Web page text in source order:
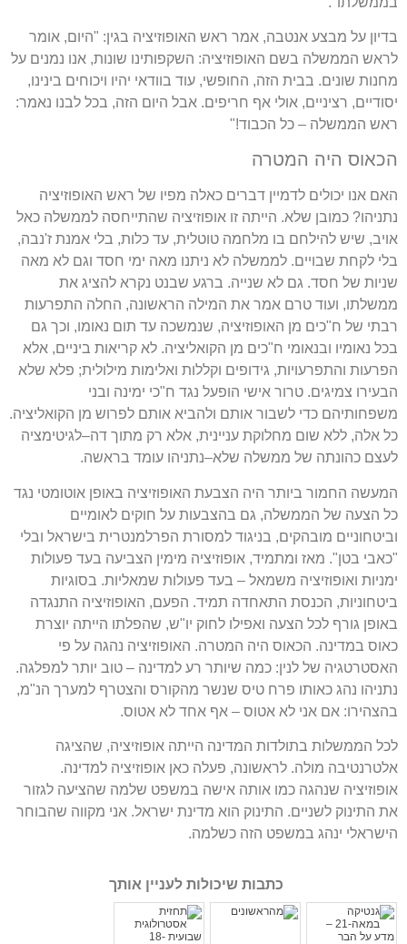
בדיון על מבצע אנטבה, אמר ראש האופוזיציה בגין: "היום, אומר
לראש הממשלה בשם האופוזיציה: השקפותינו שונות, אנו נמנים על
מחנות שונים. בבית הזה, החופשי, עוד בוודאי יהיו ויכוחים בינינו,
יסודיים, רציניים, אולי אף חריפים. אבל היום הזה, בכל לבנו נאמר:
ראש הממשלה – כל הכבוד!"
הכאוס היה המטרה
האם אנו יכולים לדמיין דברים כאלה מפיו של ראש האופוזיציה
נתניהו? כמובן שלא. הייתה זו אופוזיציה שהתייחסה לממשלה כאל
אויב, שיש להילחם בו מלחמה טוטלית, עד כלות, בלי אמנת ז'נבה,
בלי לקחת שבויים. לממשלה לא ניתנו מאה ימי חסד וגם לא מאה
שניות של חסד. גם לא שנייה. ברגע שבנט נקרא להציג את
ממשלתו, ועוד טרם אמר את המילה הראשונה, החלה התפרעות
רבתי של ח"כים מן האופוזיציה, שנמשכה עד תום נאומו, וכך גם
בכל נאומיו ובנאומי ח"כים מן הקואליציה. לא קריאות ביניים, אלא
הפרעות והתפרעויות, גידופים וקללות ואלימות מילולית; פלא שלא
הבעירו צמיגים. טרור אישי הופעל נגד ח"כי ימינה ובני
משפחותיהם כדי לשבור אותם ולהביא אותם לפרוש מן הקואליציה.
כל אלה, ללא שום מחלוקת עניינית, אלא רק מתוך דה–לגיטימציה
לעצם כהונתה של ממשלה שלא–נתניהו עומד בראשה.
המעשה החמור ביותר היה הצבעת האופוזיציה באופן אוטומטי נגד
כל הצעה של הממשלה, גם בהצבעות על חוקים לאומיים
וביטחוניים מובהקים, בניגוד למסורת הפרלמנטרית בישראל ובלי
"כאבי בטן". מאז ומתמיד, אופוזיציה מימין הצביעה בעד פעולות
ימניות ואופוזיציה משמאל – בעד פעולות שמאליות. בסוגיות
ביטחוניות, הכנסת התאחדה תמיד. הפעם, האופוזיציה התנגדה
באופן גורף לכל הצעה ואפילו לחוק יו"ש, שהפלתו הייתה יוצרת
כאוס במדינה. הכאוס היה המטרה. האופוזיציה נהגה על פי
האסטרטגיה של לנין: כמה שיותר רע למדינה – טוב יותר למפלגה.
נתניהו נהג כאותו פרח טיס שנשר מהקורס והצטרף למערך הנ"מ,
בהצהירו: אם אני לא אטוס – אף אחד לא אטוס.
לכל הממשלות בתולדות המדינה הייתה אופוזיציה, שהציגה
אלטרנטיבה מולה. לראשונה, פעלה כאן אופוזיציה למדינה.
אופוזיציה שנהגה כמו אותה אישה במשפט שלמה שהציעה לגזור
את התינוק לשניים. התינוק הוא מדינת ישראל. אני מקווה שהבוחר
הישראלי ינהג במשפט הזה כשלמה.
כתבות שיכולות לעניין אותך